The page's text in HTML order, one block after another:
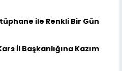
ile Renkli Bir Gün
İl Başkanlığına Kazım